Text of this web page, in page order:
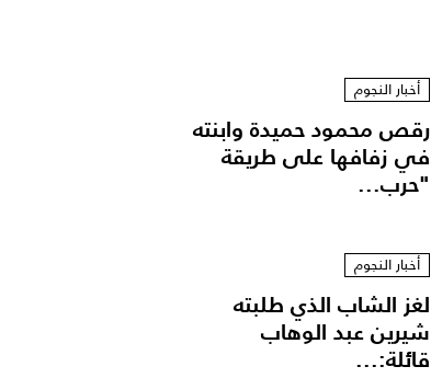
أخبار النجوم
رقص محمود حميدة وابنته
في زفافها على طريقة
"حرب...
أخبار النجوم
لغز الشاب الذي طلبته
شيرين عبد الوهاب
قائلة:...